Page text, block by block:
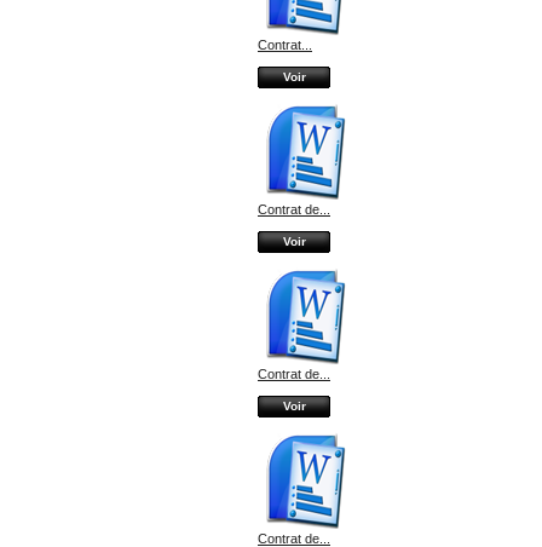
Contrat...
Voir
Contrat de...
Voir
Contrat de...
Voir
Contrat de...